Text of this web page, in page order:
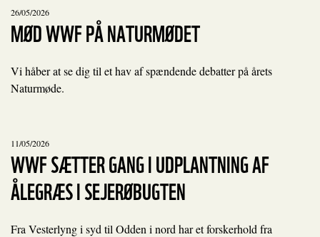
26/05/2026
MØD WWF PÅ NATURMØDET
Vi håber at se dig til et hav af spændende debatter på årets
Naturmøde.
11/05/2026
WWF SÆTTER GANG I UDPLANTNING AF
ÅLEGRÆS I SEJERØBUGTEN
Fra Vesterlyng i syd til Odden i nord har et forskerhold fra